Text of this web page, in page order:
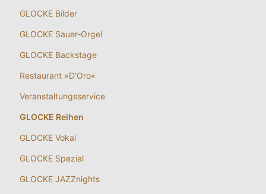
GLOCKE Bilder
GLOCKE Sauer-Orgel
GLOCKE Backstage
Restaurant »D’Oro«
Veranstaltungsservice
GLOCKE Reihen
GLOCKE Vokal
GLOCKE Spezial
GLOCKE JAZZnights